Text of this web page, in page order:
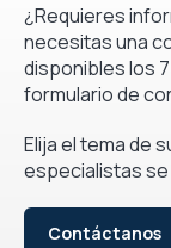
¿Requieres
necesitas una
disponibles los
formulario de
Elija el tema de
especialistas
Contáctanos